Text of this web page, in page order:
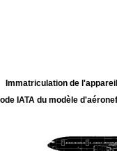
Immatriculation de
IATA du modèle